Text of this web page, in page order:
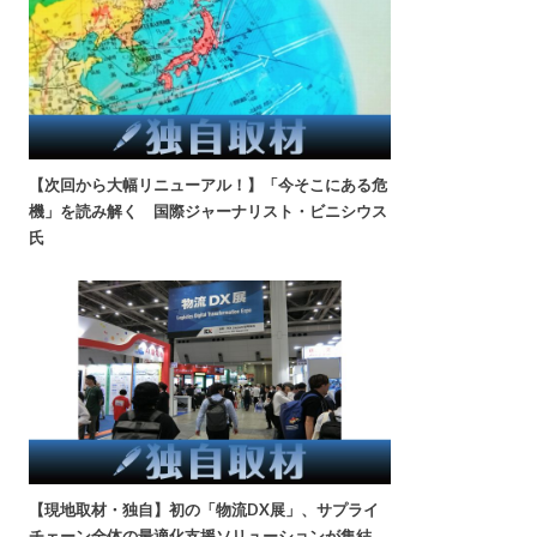
【次回から大幅リニューアル！】「今そこにある危
機」を読み解く 国際ジャーナリスト・ビニシウス
氏
【現地取材・独自】初の「物流DX展」、サプライ